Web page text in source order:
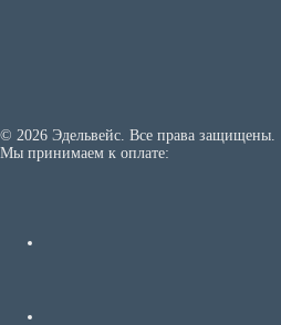
© 2026 Эдельвейс. Все права защищены.
Мы принимаем к оплате: